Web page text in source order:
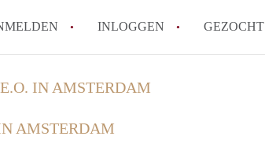
INLOGGEN GEZOCHT
IN AMSTERDAM
AMSTERDAM